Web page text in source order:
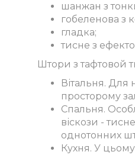
шанжан з
гобеленова з
гладка;
тисне з
Штори з тафтовой
Вітальня. Для
просторому
Спальня.
віскози -
однотонних
Кухня. У